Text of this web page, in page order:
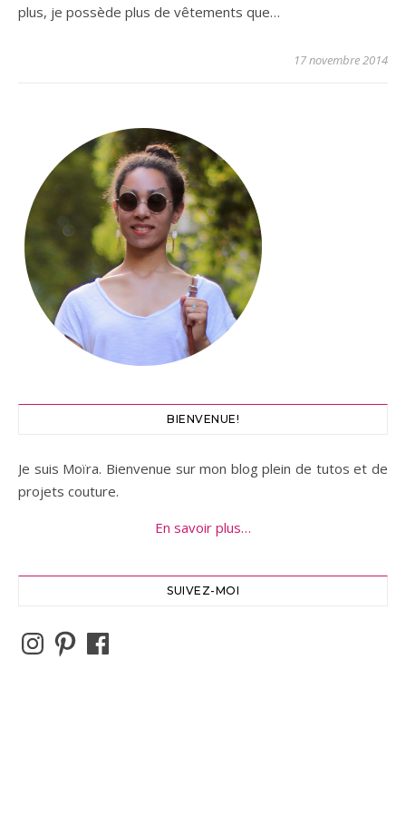
plus, je possède plus de vêtements que…
17 novembre 2014
BIENVENUE!
Je suis Moïra. Bienvenue sur mon blog plein de tutos et de
projets couture.
En savoir plus…
SUIVEZ-MOI
Instagram
PinterestFacebook